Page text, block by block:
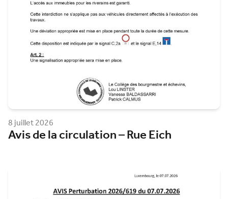
8 juillet 2026
Avis de la circulation – Rue Eich